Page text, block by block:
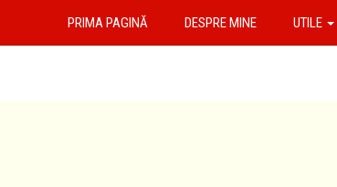
PRIMA PAGINĂ DESPRE MINE UTILE